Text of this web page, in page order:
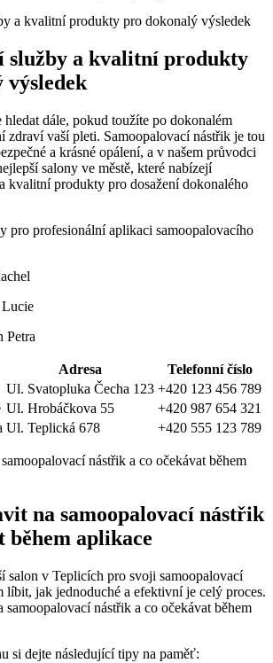
služby a kvalitní produkty
výsledek
dále, pokud toužíte po dokonalém
zdraví vaší pleti. Samoopalovací nástřik je tou
a krásné opálení, a v našem průvodci
salony ve městě, které nabízejí
kvalitní produkty pro dosažení dokonalého
pro profesionální aplikaci samoopalovacího
Petra
Adresa
Telefonní číslo
Ul. Svatopluka Čecha 123 +420 123 456 789
Ul. Hrobáčkova 55
+420 987 654 321
Ul. Teplická 678 +420 555 123 789
na samoopalovací nástřik
během aplikace
salon v Teplicích pro svoji samoopalovací
líbit, jak jednoduché a efektivní je celý proces.
samoopalovací nástřik a co očekávat během
si dejte následující tipy na paměť: